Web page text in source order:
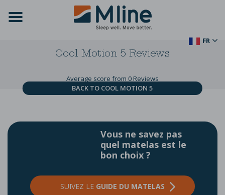
FR
Cool Motion 5 Reviews
Average score from 0 Reviews
BACK TO COOL MOTION 5
Vous ne savez pas
quel matelas est le
bon choix ?
SUIVEZ LE GUIDE DU MATELAS